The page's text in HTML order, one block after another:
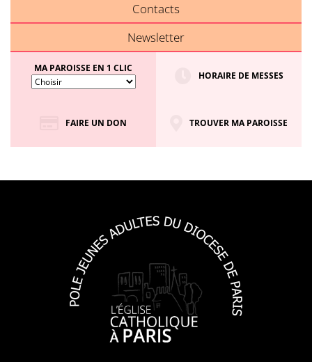
Contacts
Newsletter
MA PAROISSE EN 1 CLIC
HORAIRE DE MESSES
FAIRE UN DON TROUVER MA PAROISSE